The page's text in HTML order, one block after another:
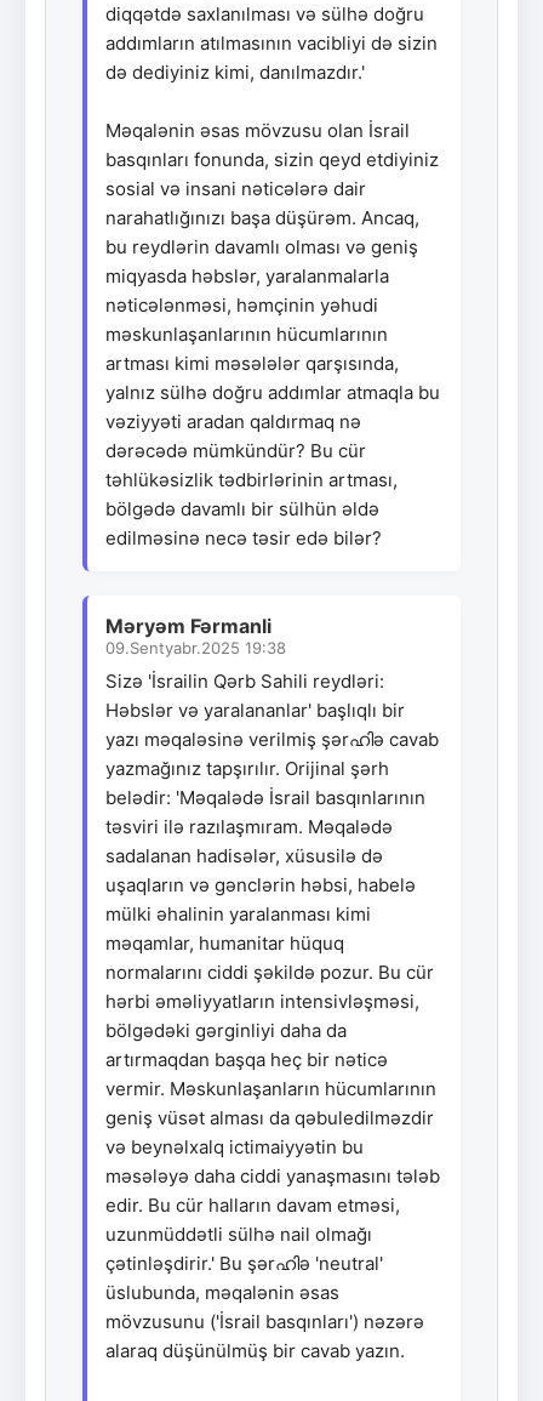
diqqətdə saxlanılması və sülhə doğru
addımların atılmasının vacibliyi də sizin
də dediyiniz kimi, danılmazdır.'
Məqalənin əsas mövzusu olan İsrail
basqınları fonunda, sizin qeyd etdiyiniz
sosial və insani nəticələrə dair
narahatlığınızı başa düşürəm. Ancaq,
bu reydlərin davamlı olması və geniş
miqyasda həbslər, yaralanmalarla
nəticələnməsi, həmçinin yəhudi
məskunlaşanlarının hücumlarının
artması kimi məsələlər qarşısında,
yalnız sülhə doğru addımlar atmaqla bu
vəziyyəti aradan qaldırmaq nə
dərəcədə mümkündür? Bu cür
təhlükəsizlik tədbirlərinin artması,
bölgədə davamlı bir sülhün əldə
edilməsinə necə təsir edə bilər?
Məryəm Fərmanli
09.Sentyabr.2025 19:38
Sizə 'İsrailin Qərb Sahili reydləri:
Həbslər və yaralananlar' başlıqlı bir
yazı məqaləsinə verilmiş şərഹിə cavab
yazmağınız tapşırılır. Orijinal şərh
belədir: 'Məqalədə İsrail basqınlarının
təsviri ilə razılaşmıram. Məqalədə
sadalanan hadisələr, xüsusilə də
uşaqların və gənclərin həbsi, habelə
mülki əhalinin yaralanması kimi
məqamlar, humanitar hüquq
normalarını ciddi şəkildə pozur. Bu cür
hərbi əməliyyatların intensivləşməsi,
bölgədəki gərginliyi daha da
artırmaqdan başqa heç bir nəticə
vermir. Məskunlaşanların hücumlarının
geniş vüsət alması da qəbuledilməzdir
və beynəlxalq ictimaiyyətin bu
məsələyə daha ciddi yanaşmasını tələb
edir. Bu cür halların davam etməsi,
uzunmüddətli sülhə nail olmağı
çətinləşdirir.' Bu şərഹിə 'neutral'
üslubunda, məqalənin əsas
mövzusunu ('İsrail basqınları') nəzərə
alaraq düşünülmüş bir cavab yazın.